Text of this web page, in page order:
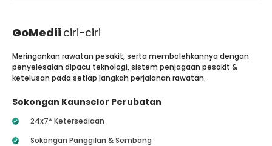
GoMedii ciri-ciri
Meringankan rawatan pesakit, serta membolehkannya dengan
penyelesaian dipacu teknologi, sistem penjagaan pesakit &
ketelusan pada setiap langkah perjalanan rawatan.
Sokongan Kaunselor Perubatan
24x7* Ketersediaan
Sokongan Panggilan & Sembang